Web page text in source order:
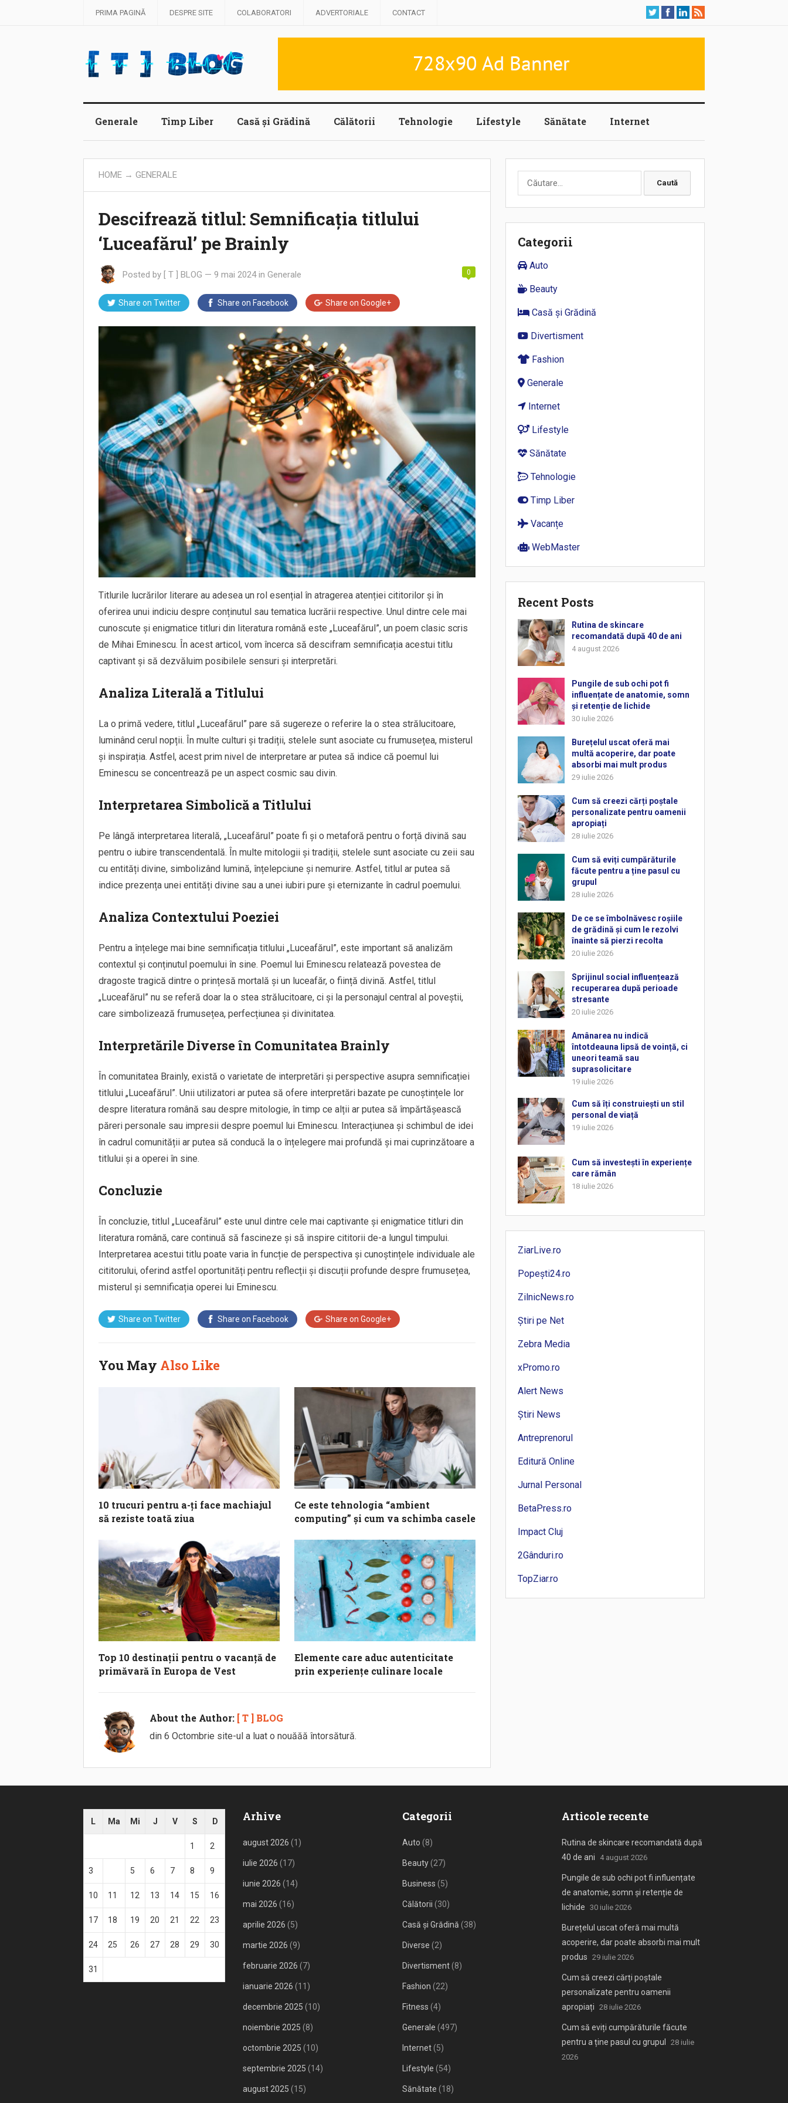
PRIMA PAGINĂ DESPRE SITE COLABORATORI ADVERTORIALE CONTACT
Generale Timp Liber Casă și Grădină Călătorii Tehnologie Lifestyle Sănătate Internet
HOME → GENERALE
Descifrează titlul: Semnificația titlului
‘Luceafărul’ pe Brainly
Posted by [ T ] BLOG — 9 mai 2024 in Generale 0
Share on Twitter Share on Facebook Share on Google+
Titlurile lucrărilor literare au adesea un rol esențial în atragerea atenției cititorilor și în
oferirea unui indiciu despre conținutul sau tematica lucrării respective. Unul dintre cele mai
cunoscute și enigmatice titluri din literatura română este „Luceafărul”, un poem clasic scris
de Mihai Eminescu. În acest articol, vom încerca să descifram semnificația acestui titlu
captivant și să dezvăluim posibilele sensuri și interpretări.
Analiza Literală a Titlului
La o primă vedere, titlul „Luceafărul” pare să sugereze o referire la o stea strălucitoare,
luminând cerul nopții. În multe culturi și tradiții, stelele sunt asociate cu frumusețea, misterul
și inspirația. Astfel, acest prim nivel de interpretare ar putea să indice că poemul lui
Eminescu se concentrează pe un aspect cosmic sau divin.
Interpretarea Simbolică a Titlului
Pe lângă interpretarea literală, „Luceafărul” poate fi și o metaforă pentru o forță divină sau
pentru o iubire transcendentală. În multe mitologii și tradiții, stelele sunt asociate cu zeii sau
cu entități divine, simbolizând lumină, înțelepciune și nemurire. Astfel, titlul ar putea să
indice prezența unei entități divine sau a unei iubiri pure și eternizante în cadrul poemului.
Analiza Contextului Poeziei
Pentru a înțelege mai bine semnificația titlului „Luceafărul”, este important să analizăm
contextul și conținutul poemului în sine. Poemul lui Eminescu relatează povestea de
dragoste tragică dintre o prințesă mortală și un luceafăr, o ființă divină. Astfel, titlul
„Luceafărul” nu se referă doar la o stea strălucitoare, ci și la personajul central al poveștii,
care simbolizează frumusețea, perfecțiunea și divinitatea.
Interpretările Diverse în Comunitatea Brainly
În comunitatea Brainly, există o varietate de interpretări și perspective asupra semnificației
titlului „Luceafărul”. Unii utilizatori ar putea să ofere interpretări bazate pe cunoștințele lor
despre literatura română sau despre mitologie, în timp ce alții ar putea să împărtășească
păreri personale sau impresii despre poemul lui Eminescu. Interacțiunea și schimbul de idei
în cadrul comunității ar putea să conducă la o înțelegere mai profundă și mai cuprinzătoare a
titlului și a operei în sine.
Concluzie
În concluzie, titlul „Luceafărul” este unul dintre cele mai captivante și enigmatice titluri din
literatura română, care continuă să fascineze și să inspire cititorii de-a lungul timpului.
Interpretarea acestui titlu poate varia în funcție de perspectiva și cunoștințele individuale ale
cititorului, oferind astfel oportunități pentru reflecții și discuții profunde despre frumusețea,
misterul și semnificația operei lui Eminescu.
Share on Twitter Share on Facebook Share on Google+
You May Also Like
10 trucuri pentru a-ți face machiajul
să reziste toată ziua
Ce este tehnologia “ambient
computing” și cum va schimba casele
Top 10 destinații pentru o vacanță de
primăvară în Europa de Vest
Elemente care aduc autenticitate
prin experiențe culinare locale
About the Author: [ T ] BLOG
din 6 Octombrie site-ul a luat o nouăăă întorsătură.
Caută
după:
Categorii
Auto
Beauty
Casă și Grădină
Divertisment
Fashion
Generale
Internet
Lifestyle
Sănătate
Tehnologie
Timp Liber
Vacanțe
WebMaster
Recent Posts
Rutina de skincare
recomandată după 40 de ani
4 august 2026
Pungile de sub ochi pot fi
influențate de anatomie, somn
și retenție de lichide
30 iulie 2026
Burețelul uscat oferă mai
multă acoperire, dar poate
absorbi mai mult produs
29 iulie 2026
Cum să creezi cărți poștale
personalizate pentru oamenii
apropiați
28 iulie 2026
Cum să eviți cumpărăturile
făcute pentru a ține pasul cu
grupul
28 iulie 2026
De ce se îmbolnăvesc roșiile
de grădină și cum le rezolvi
înainte să pierzi recolta
20 iulie 2026
Sprijinul social influențează
recuperarea după perioade
stresante
20 iulie 2026
Amânarea nu indică
întotdeauna lipsă de voință, ci
uneori teamă sau
suprasolicitare
19 iulie 2026
Cum să îți construiești un stil
personal de viață
19 iulie 2026
Cum să investești în experiențe
care rămân
18 iulie 2026
ZiarLive.ro
Popești24.ro
ZilnicNews.ro
Știri pe Net
Zebra Media
xPromo.ro
Alert News
Știri News
Antreprenorul
Editură Online
Jurnal Personal
BetaPress.ro
Impact Cluj
2Gânduri.ro
TopZiar.ro
L Ma Mi J V S D
1 2
3 5 6 7 8 9
10 11 12 13 14 15 16
17 18 19 20 21 22 23
24 25 26 27 28 29 30
31
Arhive
august 2026 (1)
iulie 2026 (17)
iunie 2026 (14)
mai 2026 (16)
aprilie 2026 (5)
martie 2026 (9)
februarie 2026 (7)
ianuarie 2026 (11)
decembrie 2025 (10)
noiembrie 2025 (8)
octombrie 2025 (10)
septembrie 2025 (14)
august 2025 (15)
Categorii
Auto (8)
Beauty(27)
Business (5)
Călătorii (30)
Casă și Grădină (38)
Diverse (2)
Divertisment(8)
Fashion (22)
Fitness (4)
Generale (497)
Internet(5)
Lifestyle (54)
Sănătate (18)
Articole recente
Rutina de skincare recomandată după
40 de ani
4 august 2026
Pungile de sub ochi pot fi influențate
de anatomie, somn și retenție de
lichide 30 iulie 2026
Burețelul uscat oferă mai multă
acoperire, dar poate absorbi mai mult
produs 29 iulie 2026
Cum să creezi cărți poștale
personalizate pentru oamenii
apropiați 28 iulie 2026
Cum să eviți cumpărăturile făcute
pentru a ține pasul cu grupul
28 iulie
2026